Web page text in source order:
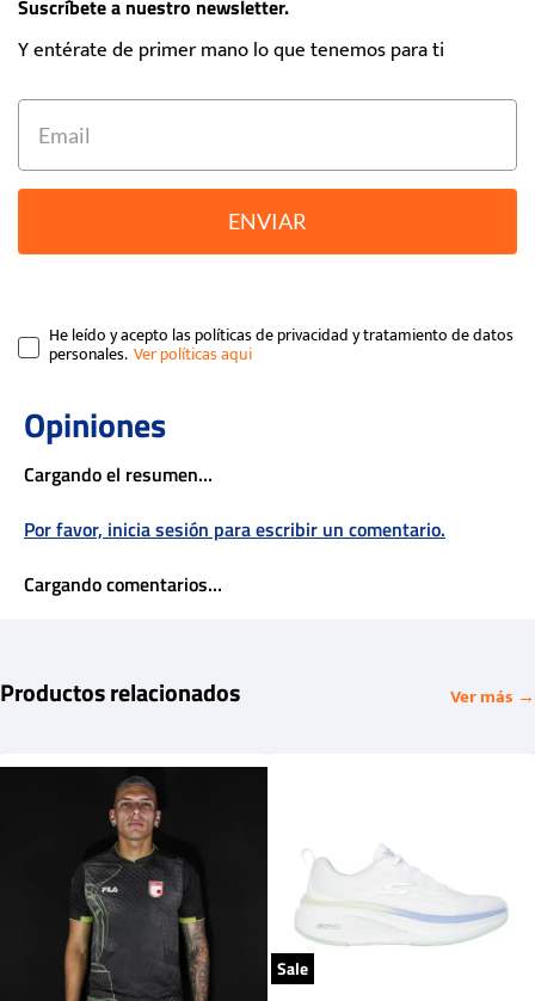
Suscríbete a nuestro newsletter.
Y entérate de primer mano lo que tenemos para ti
ENVIAR
He leído y acepto las políticas de privacidad y tratamiento de datos
personales.
Cargando el resumen…
Por favor, inicia sesión para escribir un comentario.
Cargando comentarios…
Productos relacionados Ver más →
Sale